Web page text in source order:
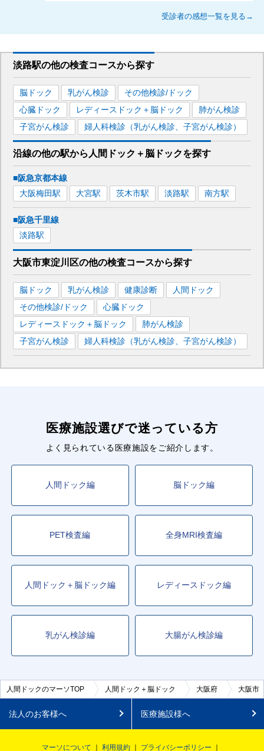
受診者の感想一覧を見る→
淡路駅の他の検査コースから探す
脳ドック 乳がん検診
その他検診/ドック
心臓ドック
レディースドック＋脳ドック
肺がん検診
子宮がん検診
婦人科検診（乳がん検診、子宮がん検診）
沿線の他の駅から 人間ドック＋脳ドックを探す
■阪急京都本線
大阪梅田駅 大宮駅 茨木市駅 淡路駅 南方駅
■阪急千里線
淡路駅
大阪市東淀川区の他の検査コースから探す
脳ドック 乳がん検診 健康診断
人間ドック
その他検診/ドック
心臓ドック
レディースドック＋脳ドック
肺がん検診
子宮がん検診
婦人科検診（乳がん検診、子宮がん検診）
医療施設選びで迷っている方
よく見られている医療施設をご紹介します。
人間ドック編 脳ドック編
PET検査編 全身MRI検査編
人間ドック＋脳ドック編 レディースドック編
乳がん検診編 大腸がん検診編
人間ドックのマーソTOP 人間ドック＋脳ドック 大阪府 大阪市
法人のお客様へ 医療施設様へ
マーソについて 利用規約 プライバシーポリシー